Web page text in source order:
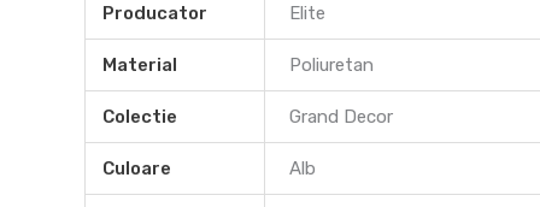
Producator Elite
Material Poliuretan
Colectie Grand Decor
Culoare Alb